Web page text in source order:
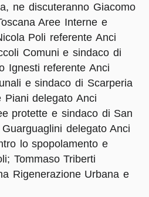
ne discuteranno Giacomo
Aree Interne e
Poli referente Anci
Comuni e sindaco di
Ignesti referente Anci
e sindaco di Scarperia
Piani delegato Anci
protette e sindaco di San
delegato Anci
lo spopolamento e
Tommaso Triberti
Rigenerazione Urbana e